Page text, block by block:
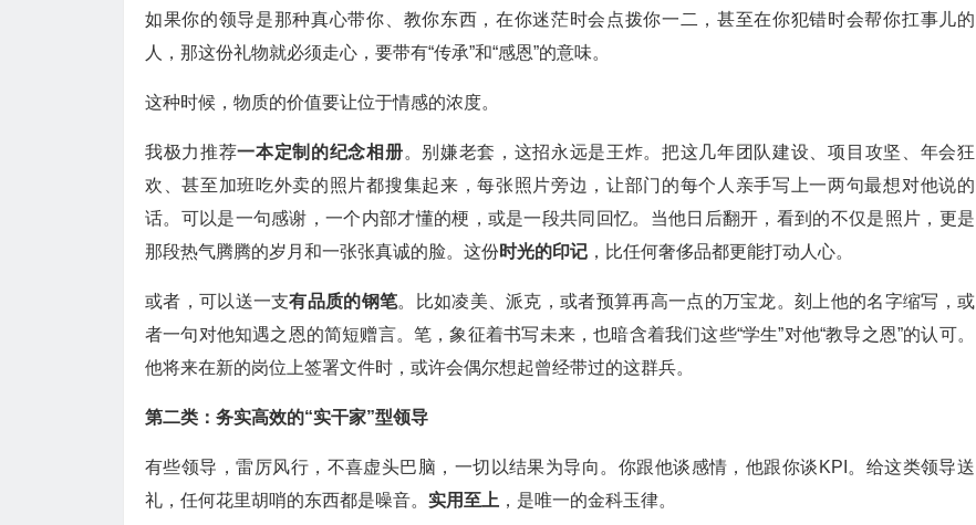
如果你的领导是那种真心带你、教你东西，在你迷茫时会点拨你一二，甚至在你犯错时会帮你扛事儿的
人，那这份礼物就必须走心，要带有“传承”和“感恩”的意味。
这种时候，物质的价值要让位于情感的浓度。
我极力推荐一本定制的纪念相册。别嫌老套，这招永远是王炸。把这几年团队建设、项目攻坚、年会狂
欢、甚至加班吃外卖的照片都搜集起来，每张照片旁边，让部门的每个人亲手写上一两句最想对他说的
话。可以是一句感谢，一个内部才懂的梗，或是一段共同回忆。当他日后翻开，看到的不仅是照片，更是
那段热气腾腾的岁月和一张张真诚的脸。这份时光的印记 ，比任何奢侈品都更能打动人心。
或者，可以送一支有品质的钢笔。比如凌美、派克，或者预算再高一点的万宝龙。刻上他的名字缩写，或
者一句对他知遇之恩的简短赠言。笔，象征着书写未来，也暗含着我们这些“学生”对他“教导之恩”的认可。
他将来在新的岗位上签署文件时，或许会偶尔想起曾经带过的这群兵。
第二类：务实高效的“实干家”型领导
有些领导，雷厉风行，不喜虚头巴脑，一切以结果为导向。你跟他谈感情，他跟你谈KPI。给这类领导送
礼，任何花里胡哨的东西都是噪音。 实用至上 ，是唯一的金科玉律。